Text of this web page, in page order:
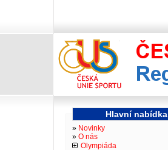
Hlavní nabídka
Novinky
O nás
Olympiáda